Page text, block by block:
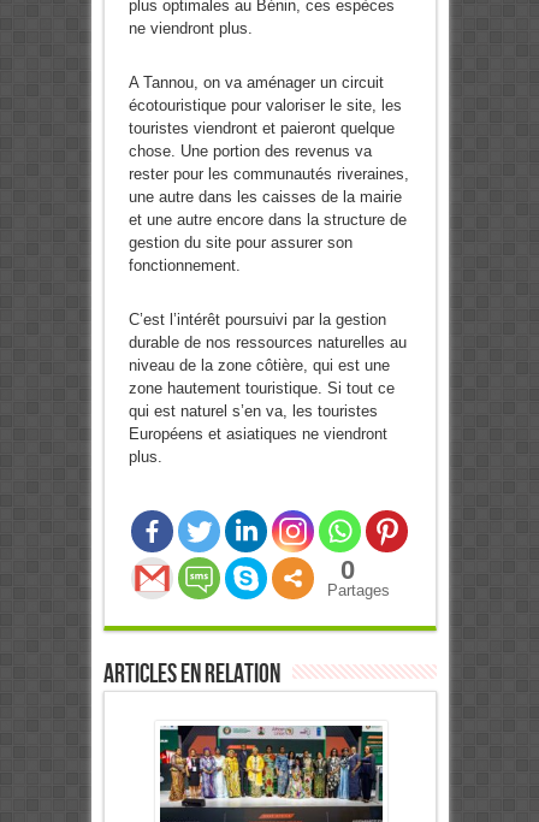
plus optimales au Bénin, ces espèces
ne viendront plus.
A Tannou, on va aménager un circuit
écotouristique pour valoriser le site, les
touristes viendront et paieront quelque
chose. Une portion des revenus va
rester pour les communautés riveraines,
une autre dans les caisses de la mairie
et une autre encore dans la structure de
gestion du site pour assurer son
fonctionnement.
C’est l’intérêt poursuivi par la gestion
durable de nos ressources naturelles au
niveau de la zone côtière, qui est une
zone hautement touristique. Si tout ce
qui est naturel s’en va, les touristes
Européens et asiatiques ne viendront
plus.
0
Partages
Articles en relation